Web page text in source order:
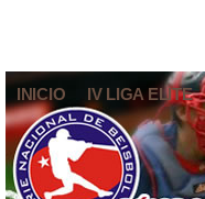
INICIO IV LIGA ELITE